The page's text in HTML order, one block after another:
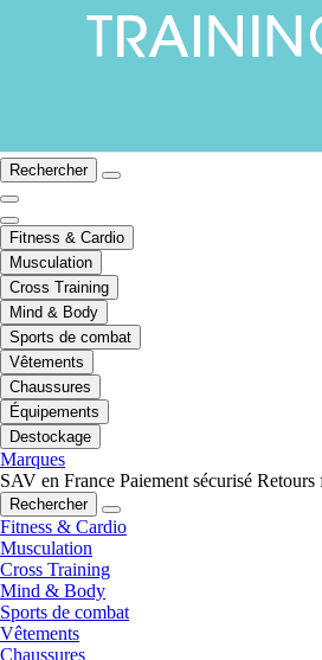
Rechercher
Fitness & Cardio
Musculation
Cross Training
Mind & Body
Sports de combat
Vêtements
Chaussures
Équipements
Destockage
Marques
SAV en France Paiement sécurisé Retours
Rechercher
Fitness & Cardio
Musculation
Cross Training
Mind & Body
Sports de combat
Vêtements
Chaussures